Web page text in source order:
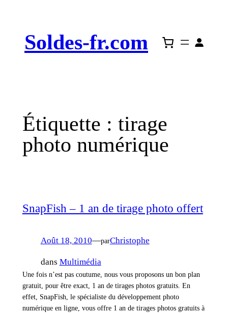
contenuSoldes-fr.com
Étiquette : tirage
photo numérique
SnapFish – 1 an de tirage photo offert
Août 18, 2010—parChristophe
dans Multimédia
Une fois n’est pas coutume, nous vous proposons un bon plan
gratuit, pour être exact, 1 an de tirages photos gratuits. En
effet, SnapFish, le spécialiste du développement photo
numérique en ligne, vous offre 1 an de tirages photos gratuits à